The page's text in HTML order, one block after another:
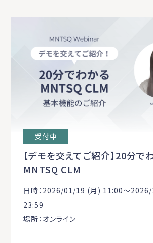
受付中
【デモを交えてご紹介】20分で
MNTSQ CLM
日時：2026/01/19 (月) 11:00〜
23:59
場所：オンライン